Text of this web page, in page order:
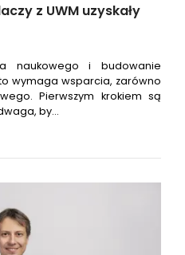
z UWM uzyskały
naukowego i budowanie
wymaga wsparcia, zarówno
Pierwszym krokiem są
by…